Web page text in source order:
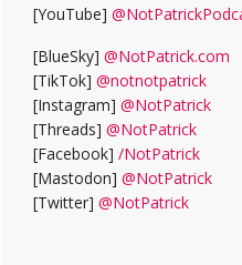
[YouTube]
[BlueSky] @NotPatrick.com
[TikTok] @notnotpatrick
[Instagram] @NotPatrick
[Threads] @NotPatrick
[Facebook] /NotPatrick
[Mastodon] @NotPatrick
[Twitter] @NotPatrick